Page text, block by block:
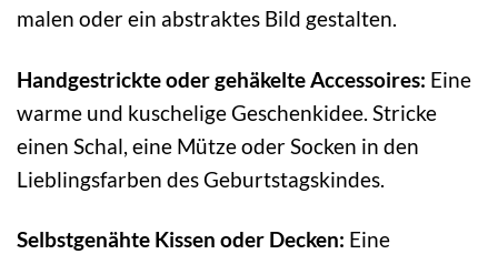
malen oder ein abstraktes Bild gestalten.
Handgestrickte oder gehäkelte Accessoires: Eine
warme und kuschelige Geschenkidee. Stricke
einen Schal, eine Mütze oder Socken in den
Lieblingsfarben des Geburtstagskindes.
Selbstgenähte Kissen oder Decken: Eine